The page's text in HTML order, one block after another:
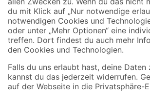
Jetzt die toom-App herunterladen
Alle Preisangaben in EUR inkl. gesetzl. MwSt.. Die dargestellten
Umständen nicht in allen Märkten verfügbar. Die angegebenen